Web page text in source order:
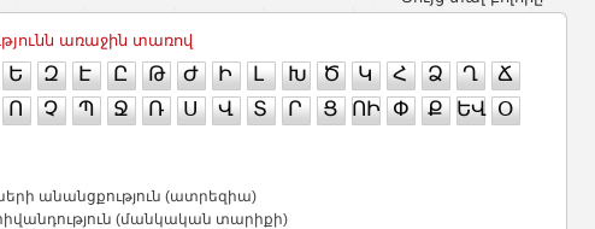
առաջին տառով
Ե Զ Է Ը Թ Ժ Ի Լ Խ Ծ Կ Հ Ձ Ղ
Ճ
Ո Չ Պ Ջ Ռ Ս Վ Տ Ր Ց ՈԻ Փ Ք ԵՎ Օ
անանցքություն (ատրեզիա)
(մանկական տարիքի)